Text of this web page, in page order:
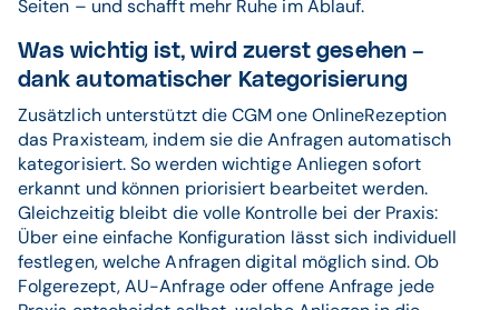
Seiten – und schafft mehr Ruhe im Ablauf.
Was wichtig ist, wird zuerst gesehen –
dank automatischer Kategorisierung
Zusätzlich unterstützt die CGM one OnlineRezeption
das Praxisteam, indem sie die Anfragen automatisch
kategorisiert. So werden wichtige Anliegen sofort
erkannt und können priorisiert bearbeitet werden.
Gleichzeitig bleibt die volle Kontrolle bei der Praxis:
Über eine einfache Konfiguration lässt sich individuell
festlegen, welche Anfragen digital möglich sind. Ob
Folgerezept, AU-Anfrage oder offene Anfrage jede